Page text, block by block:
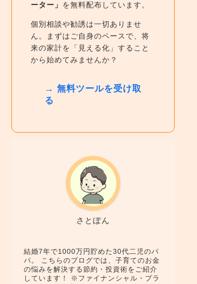
ーター」
を無料配布しています。
個別相談や勧誘は一切ありませ
ん。まずはご自身のペースで、将
来の家計を「見える化」すること
から始めてみませんか？
→ 無料ツールを受け取
る
さとぽん
結婚7年で1000万円貯めた30代二児のパ
パ。 こちらのブログでは、子育てのお金
の悩みを解決する節約・投資術をご紹介
しています！ ※ファイナンシャル・プラ